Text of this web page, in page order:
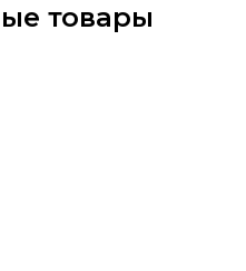
товары